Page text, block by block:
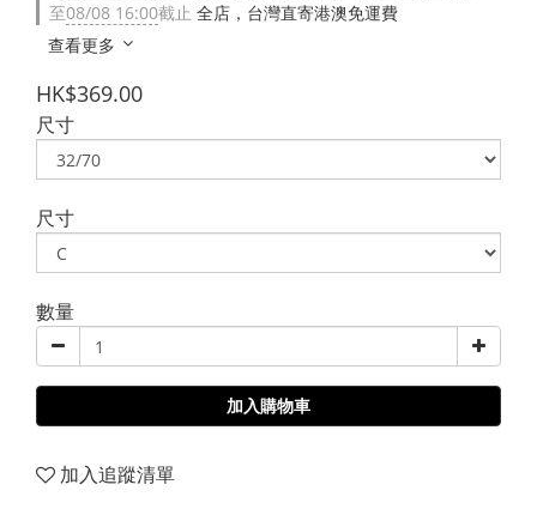
至08/08 16:00截止 全店，台灣直寄港澳免運費
查看更多
HK$369.00
尺寸
尺寸
數量
加入購物車
加入追蹤清單